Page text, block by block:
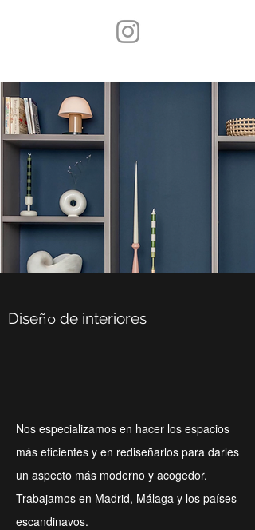
Diseño de interiores
Nos especializamos en hacer los espacios
más eficientes y en rediseñarlos para darles
un aspecto más moderno y acogedor.
Trabajamos en Madrid, Málaga y los países
escandinavos.